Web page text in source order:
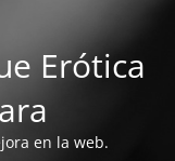
Erótica
en la web.